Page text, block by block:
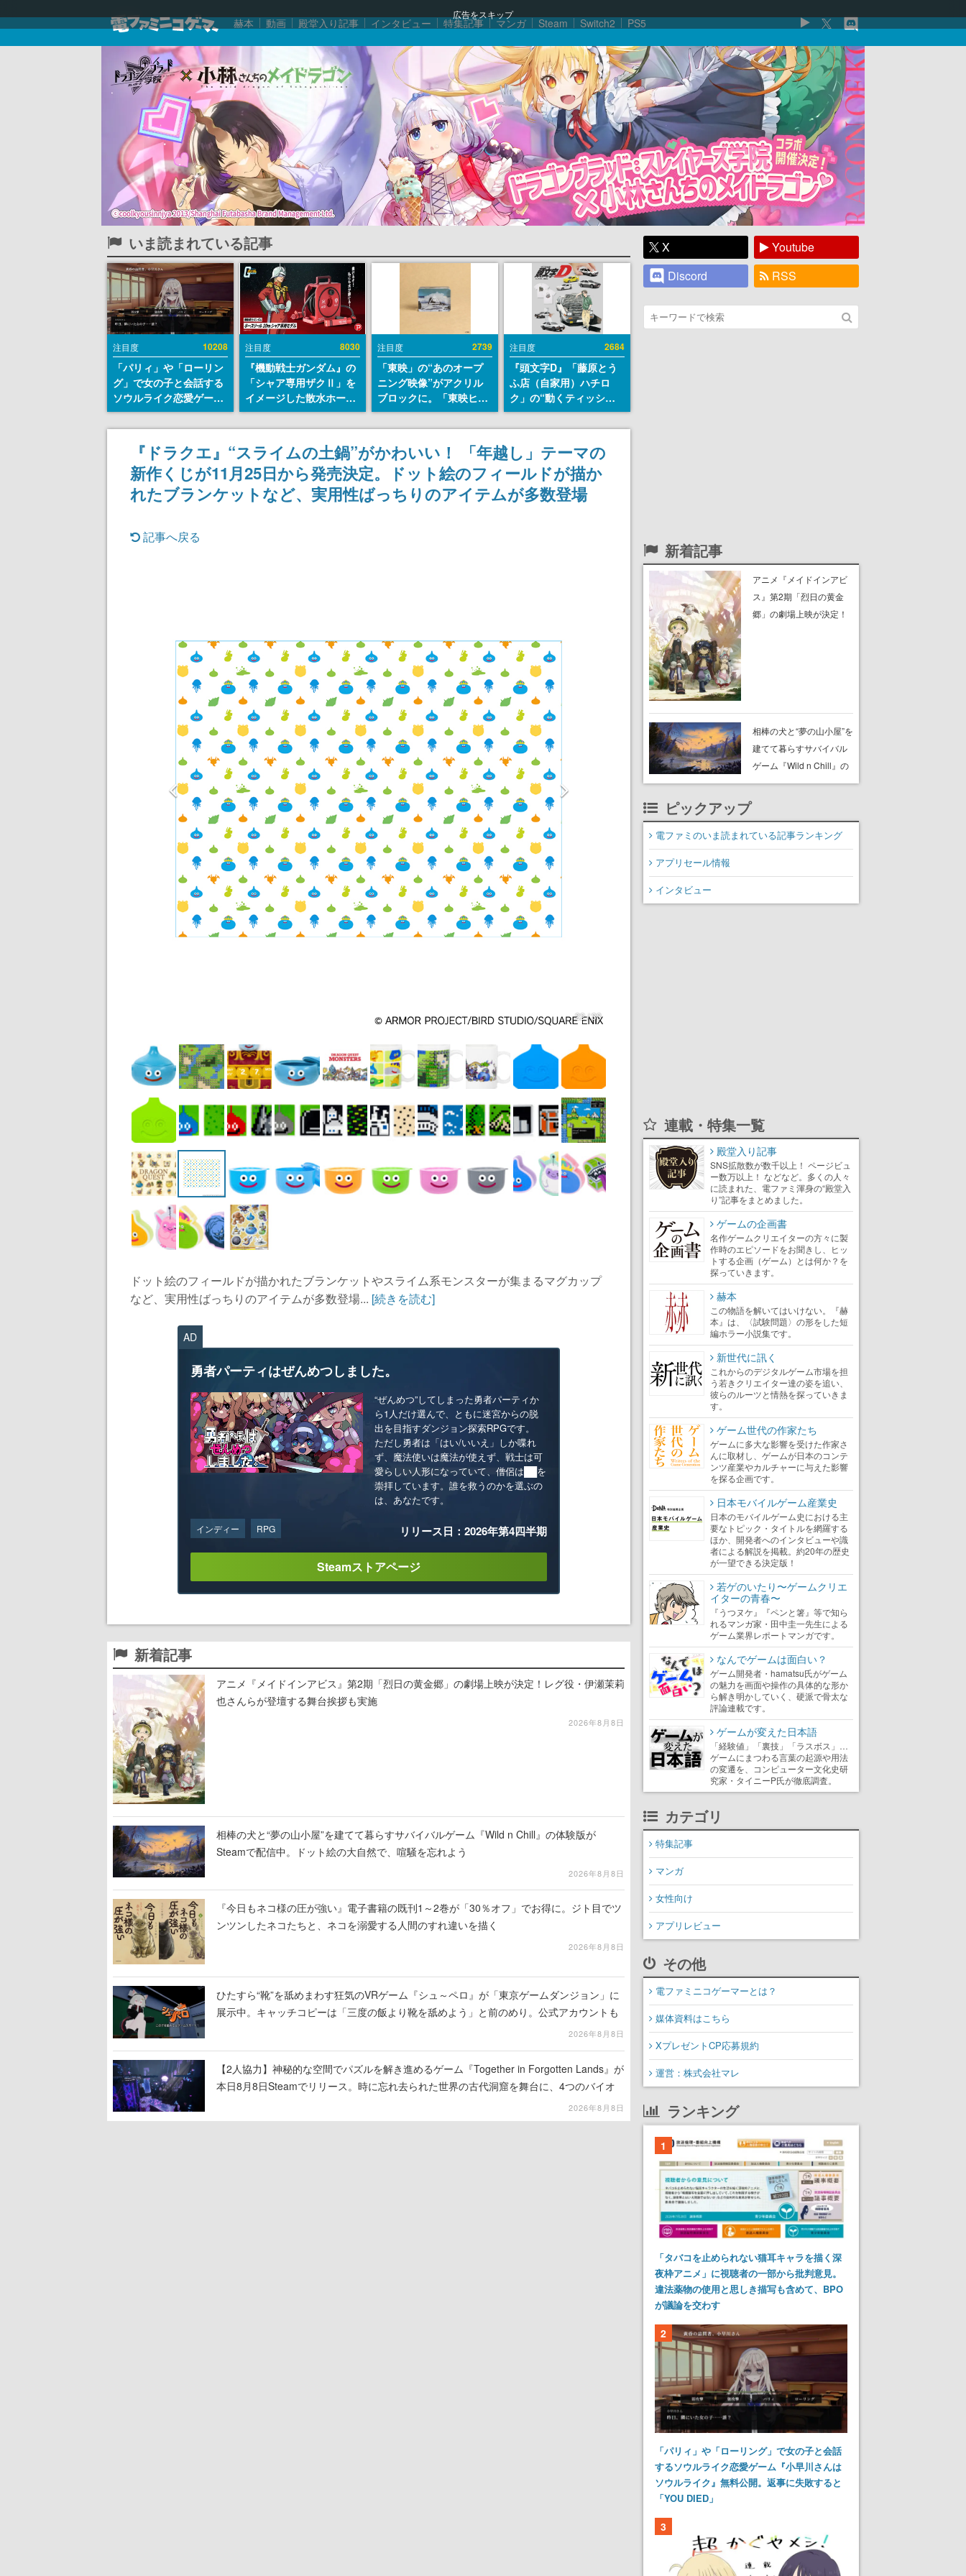
広告をスキップ
赫本 動画 殿堂入り記事 インタビュー 特集記事 マンガ Steam Switch2 PS5
いま読まれている記事
注目度 10208
「パリィ」や「ローリン
グ」で女の子と会話する
ソウルライク恋愛ゲーム
『小早川さんはソウルラ
イク』無料公開。返事に
失敗すると「YOU
DIED」
注目度 8030
『機動戦士ガンダム』の
「シャア専用ザクⅡ」を
イメージした散水ホース
リールが予約開始。本体
にはシャアのパーソナル
マークやジオン公国軍の
エンブレム、型式番号な
どを配置
注目度 2739
「東映」の“あのオープ
ニング映像”がアクリル
ブロックに。「東映ヒス
トリカル グッズコレクシ
ョン」が8月下旬より発
売
注目度 2684
『頭文字D』「藤原とう
ふ店（自家用）ハチロ
ク」の“動くティッシュ
ケース”が買えるポップ
アップショップが開催
へ。マンガの舞台である
群馬の「イオンモール高
崎」にて、8月11日から8
月20日までの期間限定で
開催予定
『ドラクエ』“スライムの土鍋”がかわいい！ 「年越し」テーマの
新作くじが11月25日から発売決定。ドット絵のフィールドが描か
れたブランケットなど、実用性ばっちりのアイテムが多数登場
記事へ戻る
22 / 33
ドット絵のフィールドが描かれたブランケットやスライム系モンスターが集まるマグカップ
など、実用性ばっちりのアイテムが多数登場... [続きを読む]
AD
勇者パーティはぜんめつしました。
“ぜんめつ”してしまった勇者パーティか
ら1人だけ選んで、ともに迷宮からの脱
出を目指すダンジョン探索RPGです。
ただし勇者は「はい/いいえ」しか喋れ
ず、魔法使いは魔法が使えず、戦士は可
愛らしい人形になっていて、僧侶は██を
崇拝しています。誰を救うのかを選ぶの
は、あなたです。
インディー RPG リリース日：2026年第4四半期
Steamストアページ
新着記事
アニメ『メイドインアビス』第2期「烈日の黄金郷」の劇場上映が決定！レグ役・伊瀬茉莉
也さんらが登壇する舞台挨拶も実施
2026年8月8日
相棒の犬と“夢の山小屋”を建てて暮らすサバイバルゲーム『Wild n Chill』の体験版が
Steamで配信中。ドット絵の大自然で、喧騒を忘れよう
2026年8月8日
『今日もネコ様の圧が強い』電子書籍の既刊1～2巻が「30％オフ」でお得に。ジト目でツ
ンツンしたネコたちと、ネコを溺愛する人間のすれ違いを描く
2026年8月8日
ひたすら“靴”を舐めまわす狂気のVRゲーム『シュ～ペロ』が「東京ゲームダンジョン」に
展示中。キャッチコピーは「三度の飯より靴を舐めよう」と前のめり。公式アカウントも
2026年8月8日
【2人協力】神秘的な空間でパズルを解き進めるゲーム『Together in Forgotten Lands』が
本日8月8日Steamでリリース。時に忘れ去られた世界の古代洞窟を舞台に、4つのバイオ
2026年8月8日
X
Youtube
Discord
RSS
新着記事
アニメ『メイドインアビ
ス』第2期「烈日の黄金
郷」の劇場上映が決定！
相棒の犬と“夢の山小屋”を
建てて暮らすサバイバル
ゲーム『Wild n Chill』の
体験版がSteamで配信
ピックアップ
電ファミのいま読まれている記事ランキング
アプリセール情報
インタビュー
連載・特集一覧
殿堂入り記事
SNS拡散数が数千以上！ ページビュ
ー数万以上！ などなど。多くの人々
に読まれた、電ファミ渾身の“殿堂入
り”記事をまとめました。
ゲームの企画書
名作ゲームクリエイターの方々に製
作時のエピソードをお聞きし、ヒッ
トする企画（ゲーム）とは何か？を
探っていきます。
赫本
この物語を解いてはいけない。『赫
本』は、〈試験問題〉の形をした短
編ホラー小説集です。
新世代に訊く
これからのデジタルゲーム市場を担
う若きクリエイター達の姿を追い、
彼らのルーツと情熱を探っていきま
す。
ゲーム世代の作家たち
ゲームに多大な影響を受けた作家さ
んに取材し、ゲームが日本のコンテ
ンツ産業やカルチャーに与えた影響
を探る企画です。
日本モバイルゲーム産業史
日本のモバイルゲーム史における主
要なトピック・タイトルを網羅する
ほか、開発者へのインタビューや識
者による解説を掲載。約20年の歴史
が一望できる決定版！
若ゲのいたり〜ゲームクリエ
イターの青春〜
『うつヌケ』『ペンと箸』等で知ら
れるマンガ家・田中圭一先生による
ゲーム業界レポートマンガです。
なんでゲームは面白い？
ゲーム開発者・hamatsu氏がゲーム
の魅力を画面や操作の具体的な形か
ら解き明かしていく、硬派で骨太な
評論連載です。
ゲームが変えた日本語
「経験値」「裏技」「ラスボス」…
ゲームにまつわる言葉の起源や用法
の変遷を、コンピューター文化史研
究家・タイニーP氏が徹底調査。
カテゴリ
特集記事
マンガ
女性向け
アプリレビュー
その他
電ファミニコゲーマーとは？
媒体資料はこちら
XプレゼントCP応募規約
運営：株式会社マレ
ランキング
1
「タバコを止められない猫耳キャラを描く深
夜枠アニメ」に視聴者の一部から批判意見。
違法薬物の使用と思しき描写も含めて、BPO
が議論を交わす
2
「パリィ」や「ローリング」で女の子と会話
するソウルライク恋愛ゲーム『小早川さんは
ソウルライク』無料公開。返事に失敗すると
「YOU DIED」
3